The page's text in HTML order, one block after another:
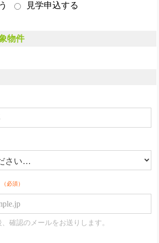
見学申込する
物件
（必須）
確認のメールをお送りします。